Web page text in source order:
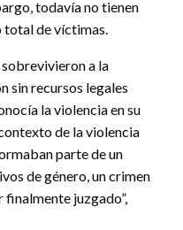
todavía no tienen
total de víctimas.
a la
sin recursos legales
la violencia en su
de la violencia
parte de un
de género, un crimen
finalmente juzgado”,